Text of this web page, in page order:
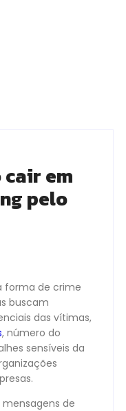
em
pelo
forma de crime
buscam
das vítimas,
, número do
sensíveis da
mensagens de